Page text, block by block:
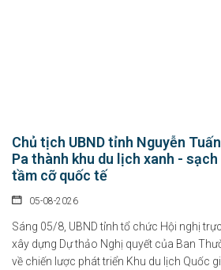
Chủ tịch UBND tỉnh Nguyễn
Pa thành khu du lịch xanh -
tầm cỡ quốc tế
05-08-2026
Sáng 05/8, UBND tỉnh tổ chức Hội nghị
xây dựng Dự thảo Nghị quyết của Ban
về chiến lược phát triển Khu du lịch Quốc